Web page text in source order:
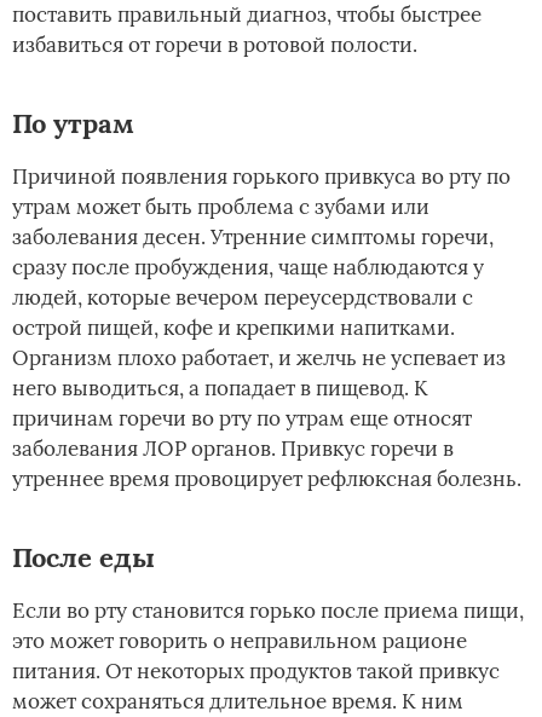
поставить правильный диагноз, чтобы быстрее
избавиться от горечи в ротовой полости.
По утрам
Причиной появления горького привкуса во рту по
утрам может быть проблема с зубами или
заболевания десен. Утренние симптомы горечи,
сразу после пробуждения, чаще наблюдаются у
людей, которые вечером переусердствовали с
острой пищей, кофе и крепкими напитками.
Организм плохо работает, и желчь не успевает из
него выводиться, а попадает в пищевод. К
причинам горечи во рту по утрам еще относят
заболевания ЛОР органов. Привкус горечи в
утреннее время провоцирует рефлюксная болезнь.
После еды
Если во рту становится горько после приема пищи,
это может говорить о неправильном рационе
питания. От некоторых продуктов такой привкус
может сохраняться длительное время. К ним